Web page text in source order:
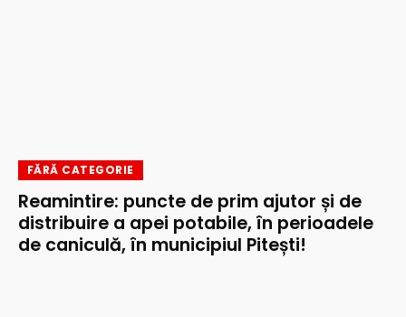
FĂRĂ CATEGORIE
Reamintire: puncte de prim ajutor și de
distribuire a apei potabile, în perioadele
de caniculă, în municipiul Pitești!